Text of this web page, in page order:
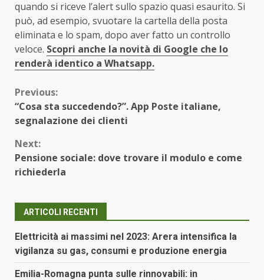
quando si riceve l’alert sullo spazio quasi esaurito. Si
può, ad esempio, svuotare la cartella della posta
eliminata e lo spam, dopo aver fatto un controllo
veloce. Scopri anche la novità di Google che lo
renderà identico a Whatsapp.
Continue
Reading
Previous:
“Cosa sta succedendo?”. App Poste italiane,
segnalazione dei clienti
Next:
Pensione sociale: dove trovare il modulo e come
richiederla
ARTICOLI RECENTI
Elettricità ai massimi nel 2023: Arera intensifica la
vigilanza su gas, consumi e produzione energia
Emilia-Romagna punta sulle rinnovabili: in